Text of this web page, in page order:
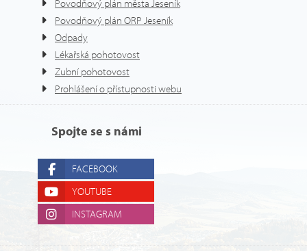
Povodňový plán města Jeseník
Povodňový plán ORP Jeseník
Odpady
Lékařská pohotovost
Zubní pohotovost
Prohlášení o přístupnosti webu
Spojte se s námi
FACEBOOK
YOUTUBE
INSTAGRAM